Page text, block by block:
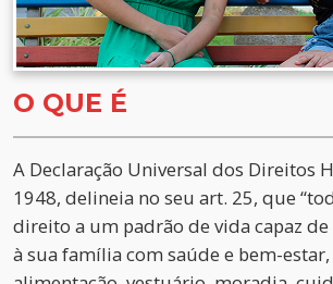
O QUE É
A Declaração Universal dos Direitos
1948, delineia no seu art. 25, que
direito a um padrão de vida capaz de
à sua família com saúde e bem-